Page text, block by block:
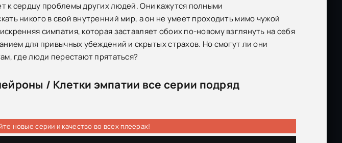
к сердцу проблемы других людей. Они кажутся полными
никого в свой внутренний мир, а он не умеет проходить мимо чужой
симпатия, которая заставляет обоих по-новому взглянуть на себя
для привычных убеждений и скрытых страхов. Но смогут ли они
где люди перестают прятаться?
/ Клетки эмпатии все серии подряд
новые серии и качество во всех плеерах!